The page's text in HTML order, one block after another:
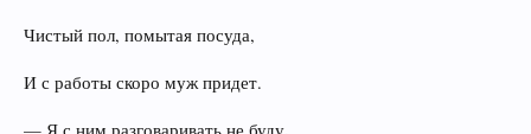
Чистый пол, помытая посуда,
И с работы скоро муж придет.